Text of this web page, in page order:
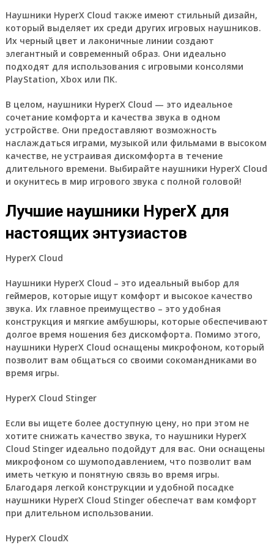
Наушники HyperX Cloud также имеют стильный дизайн,
который выделяет их среди других игровых наушников.
Их черный цвет и лаконичные линии создают
элегантный и современный образ. Они идеально
подходят для использования с игровыми консолями
PlayStation, Xbox или ПК.
В целом, наушники HyperX Cloud — это идеальное
сочетание комфорта и качества звука в одном
устройстве. Они предоставляют возможность
наслаждаться играми, музыкой или фильмами в высоком
качестве, не устраивая дискомфорта в течение
длительного времени. Выбирайте наушники HyperX Cloud
и окунитесь в мир игрового звука с полной головой!
Лучшие наушники HyperX для
настоящих энтузиастов
HyperX Cloud
Наушники HyperX Cloud – это идеальный выбор для
геймеров, которые ищут комфорт и высокое качество
звука. Их главное преимущество – это удобная
конструкция и мягкие амбушюры, которые обеспечивают
долгое время ношения без дискомфорта. Помимо этого,
наушники HyperX Cloud оснащены микрофоном, который
позволит вам общаться со своими сокомандниками во
время игры.
HyperX Cloud Stinger
Если вы ищете более доступную цену, но при этом не
хотите снижать качество звука, то наушники HyperX
Cloud Stinger идеально подойдут для вас. Они оснащены
микрофоном со шумоподавлением, что позволит вам
иметь четкую и понятную связь во время игры.
Благодаря легкой конструкции и удобной посадке
наушники HyperX Cloud Stinger обеспечат вам комфорт
при длительном использовании.
HyperX CloudX